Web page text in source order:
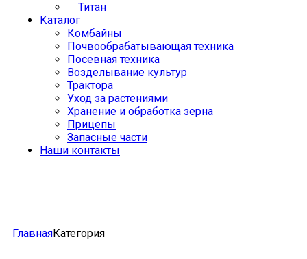
Титан
Каталог
Комбайны
Почвообрабатывающая техника
Посевная техника
Возделывание культур
Трактора
Уход за растениями
Хранение и обработка зерна
Прицепы
Запасные части
Наши контакты
ГлавнаяКатегория